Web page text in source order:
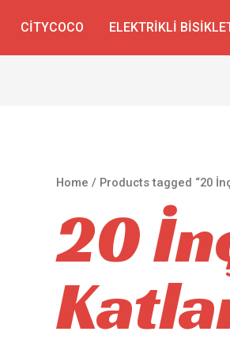
CITYCOCO ELEKTRIKLI
Home / Products tagged “20
20